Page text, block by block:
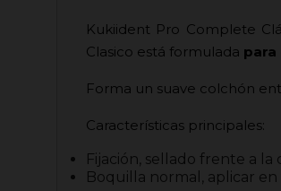
Kukiident Pro Complete
Clasico está formulada para
Forma un suave colchón
Características principales:
Fijación, sellado frente a la
Boquilla normal, aplicar